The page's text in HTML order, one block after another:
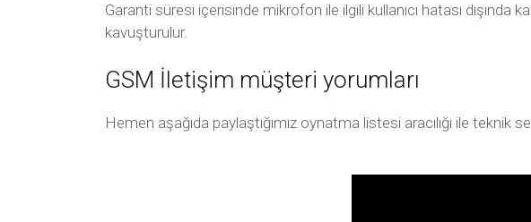
Garanti süresi içerisinde mikrofon ile ilgili kullanıcı hatası
kavuşturulur.
GSM İletişim müşteri yorumları
Hemen aşağıda paylaştığımız oynatma listesi aracılığı ile